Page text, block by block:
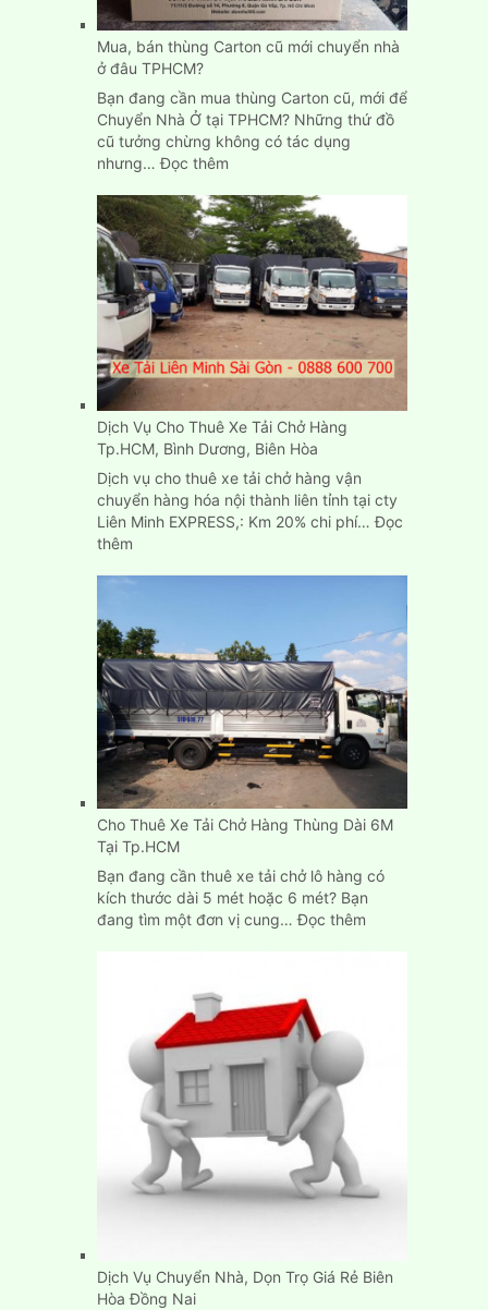
rẻ
tại
Bình
Dương
Mua, bán thùng Carton cũ mới chuyển nhà
ở đâu TPHCM?
Bạn đang cần mua thùng Carton cũ, mới để
Chuyển Nhà Ở tại TPHCM? Những thứ đồ
cũ tưởng chừng không có tác dụng
nhưng…Đọc thêm:
bán
thùng
Carton
cũ
mới
chuyển
nhà
ở
đâu
TPHCM?
Dịch Vụ Cho Thuê Xe Tải Chở Hàng
Tp.HCM, Bình Dương, Biên Hòa
Dịch vụ cho thuê xe tải chở hàng vận
chuyển hàng hóa nội thành liên tỉnh tại cty
Liên Minh EXPRESS,: Km 20% chi phí…Đọc
thêm:
Thuê
Xe
Tải
Chở
Hàng
Tp.HCM,
Bình
Dương,
Biên
Hòa
Cho Thuê Xe Tải Chở Hàng Thùng Dài 6M
Tại Tp.HCM
Bạn đang cần thuê xe tải chở lô hàng có
kích thước dài 5 mét hoặc 6 mét? Bạn
đang tìm một đơn vị cung…Đọc thêm:
Dịch Vụ Chuyển Nhà, Dọn Trọ Giá Rẻ Biên
Hòa Đồng Nai